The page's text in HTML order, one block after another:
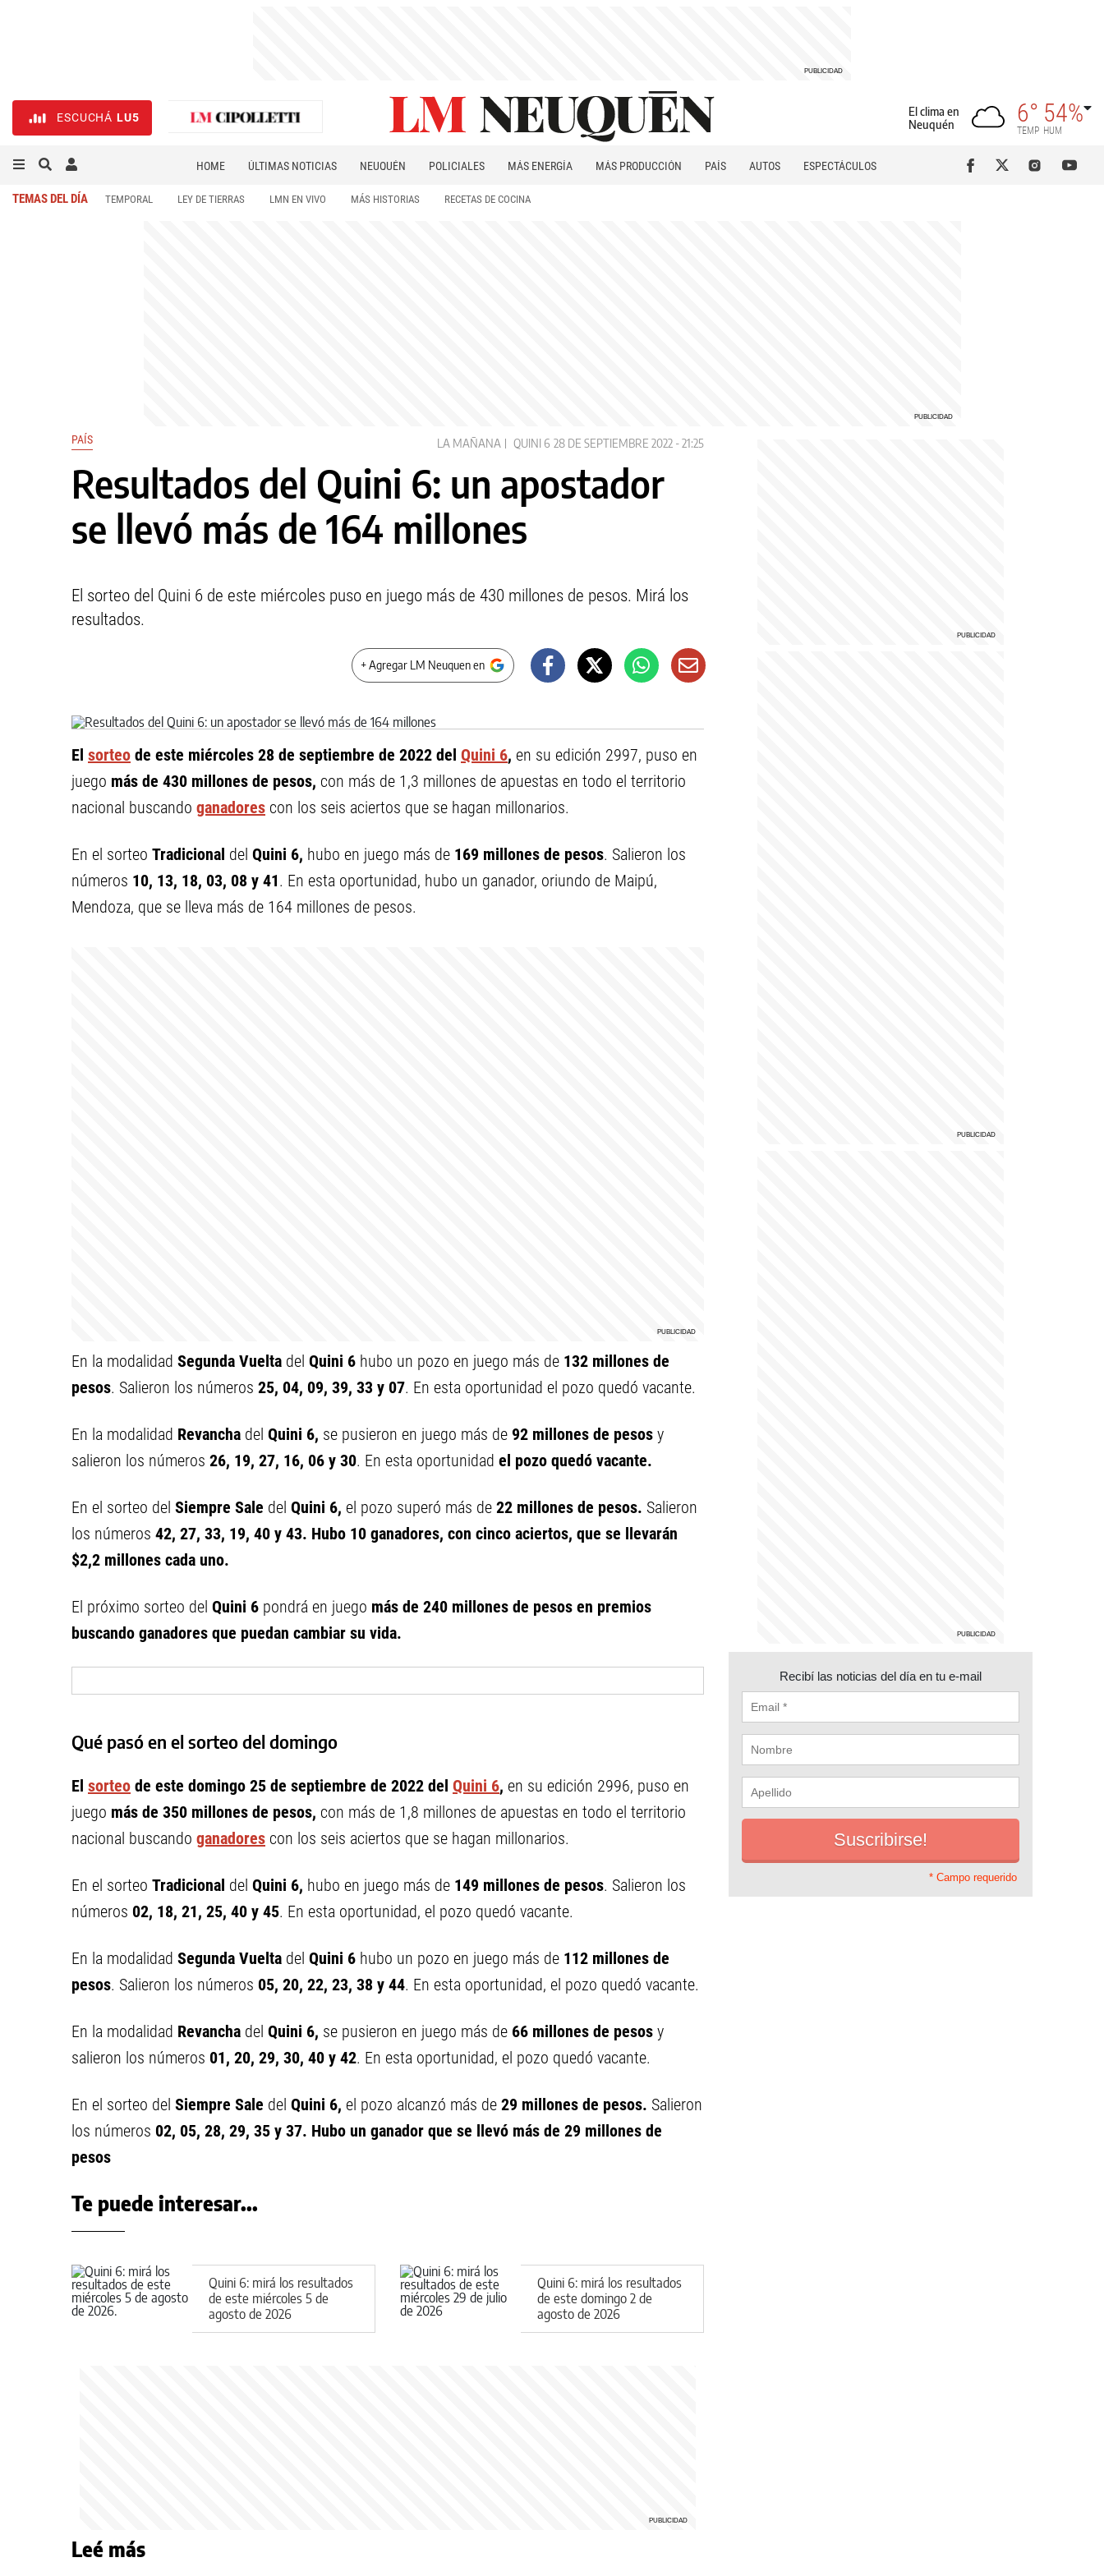
ESCUCHÁ LU5
El clima en
Neuquén
6°
TEMP
54%
HUM
HOME ÚLTIMAS NOTICIAS NEUQUÉN POLICIALES MÁS ENERGÍA MÁS PRODUCCIÓN PAÍS AUTOS
ESPECTÁCULOS
TEMAS DEL DÍA TEMPORAL LEY DE TIERRAS LMN EN VIVO MÁS HISTORIAS RECETAS DE COCINA
PAÍS LA MAÑANA QUINI 6 28 DE SEPTIEMBRE 2022 - 21:25
Resultados del Quini 6: un apostador
se llevó más de 164 millones
El sorteo del Quini 6 de este miércoles puso en juego más de 430 millones de pesos. Mirá los
resultados.
+ Agregar LM Neuquen en
El sorteo de este miércoles 28 de septiembre de 2022 del Quini 6, en su edición 2997, puso en
juego más de 430 millones de pesos, con más de 1,3 millones de apuestas en todo el territorio
nacional buscando ganadores con los seis aciertos que se hagan millonarios.
En el sorteo Tradicional del Quini 6, hubo en juego más de 169 millones de pesos. Salieron los
números 10, 13, 18, 03, 08 y 41. En esta oportunidad, hubo un ganador, oriundo de Maipú,
Mendoza, que se lleva más de 164 millones de pesos.
En la modalidad Segunda Vuelta del Quini 6 hubo un pozo en juego más de 132 millones de
pesos. Salieron los números 25, 04, 09, 39, 33 y 07. En esta oportunidad el pozo quedó vacante.
En la modalidad Revancha del Quini 6, se pusieron en juego más de 92 millones de pesos y
salieron los números 26, 19, 27, 16, 06 y 30. En esta oportunidad el pozo quedó vacante.
En el sorteo del Siempre Sale del Quini 6, el pozo superó más de 22 millones de pesos. Salieron
los números 42, 27, 33, 19, 40 y 43. Hubo 10 ganadores, con cinco aciertos, que se llevarán
$2,2 millones cada uno.
El próximo sorteo del Quini 6 pondrá en juego más de 240 millones de pesos en premios
buscando ganadores que puedan cambiar su vida.
Qué pasó en el sorteo del domingo
El sorteo de este domingo 25 de septiembre de 2022 del Quini 6, en su edición 2996, puso en
juego más de 350 millones de pesos, con más de 1,8 millones de apuestas en todo el territorio
nacional buscando ganadores con los seis aciertos que se hagan millonarios.
En el sorteo Tradicional del Quini 6, hubo en juego más de 149 millones de pesos. Salieron los
números 02, 18, 21, 25, 40 y 45. En esta oportunidad, el pozo quedó vacante.
En la modalidad Segunda Vuelta del Quini 6 hubo un pozo en juego más de 112 millones de
pesos. Salieron los números 05, 20, 22, 23, 38 y 44. En esta oportunidad, el pozo quedó vacante.
En la modalidad Revancha del Quini 6, se pusieron en juego más de 66 millones de pesos y
salieron los números 01, 20, 29, 30, 40 y 42. En esta oportunidad, el pozo quedó vacante.
En el sorteo del Siempre Sale del Quini 6, el pozo alcanzó más de 29 millones de pesos. Salieron
los números 02, 05, 28, 29, 35 y 37. Hubo un ganador que se llevó más de 29 millones de
pesos
Te puede interesar...
Quini 6: mirá los resultados
de este miércoles 5 de
agosto de 2026
Quini 6: mirá los resultados
de este domingo 2 de
agosto de 2026
Recibí las noticias del día en tu e-mail
* Campo requerido
Leé más